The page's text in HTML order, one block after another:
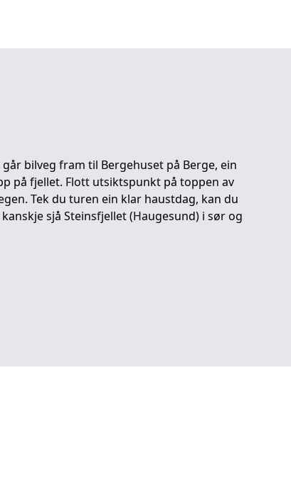
bilveg fram til Bergehuset på Berge, ein
på fjellet. Flott utsiktspunkt på toppen av
Tek du turen ein klar haustdag, kan du
sjå Steinsfjellet (Haugesund) i sør og